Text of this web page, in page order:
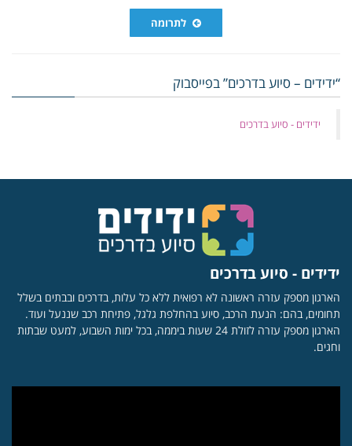
לתרומה
“ידידים – סיוע בדרכים” בפייסבוק
‏ידידים - סיוע בדרכים
ידידים - סיוע בדרכים
הארגון מספק עזרה ראשונה לא רפואית ללא כל עלות, בדרכים ובבתים בשלל
תחומים, בהם: הנעת הרכב, סיוע בהחלפת גלגל, פתיחת רכב שננעל ועוד.
הארגון מספק עזרה לזולת 24 שעות ביממה, בכל ימות השבוע, למעט שבתות
וחגים.